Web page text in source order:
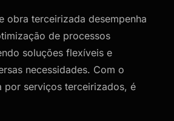
obra terceirizada desempenha
de processos
soluções flexíveis e
necessidades. Com o
por serviços terceirizados, é